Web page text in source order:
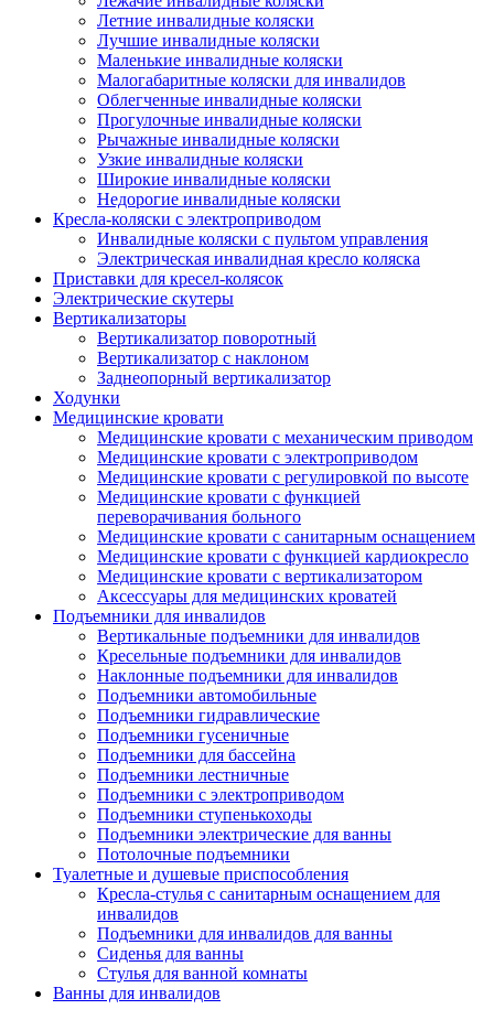
Летние инвалидные коляски
Лучшие инвалидные коляски
Маленькие инвалидные коляски
Малогабаритные коляски для инвалидов
Облегченные инвалидные коляски
Прогулочные инвалидные коляски
Рычажные инвалидные коляски
Узкие инвалидные коляски
Широкие инвалидные коляски
Недорогие инвалидные коляски
Кресла-коляски с электроприводом
Инвалидные коляски с пультом управления
Электрическая инвалидная кресло коляска
Приставки для кресел-колясок
Электрические скутеры
Вертикализаторы
Вертикализатор поворотный
Вертикализатор с наклоном
Заднеопорный вертикализатор
Ходунки
Медицинские кровати
Медицинские кровати с механическим приводом
Медицинские кровати с электроприводом
Медицинские кровати с регулировкой по высоте
Медицинские кровати с функцией
переворачивания больного
Медицинские кровати с санитарным оснащением
Медицинские кровати с функцией кардиокресло
Медицинские кровати с вертикализатором
Аксессуары для медицинских кроватей
Подъемники для инвалидов
Вертикальные подъемники для инвалидов
Кресельные подъемники для инвалидов
Наклонные подъемники для инвалидов
Подъемники автомобильные
Подъемники гидравлические
Подъемники гусеничные
Подъемники для бассейна
Подъемники лестничные
Подъемники с электроприводом
Подъемники ступенькоходы
Подъемники электрические для ванны
Потолочные подъемники
Туалетные и душевые приспособления
Кресла-стулья с санитарным оснащением для
инвалидов
Подъемники для инвалидов для ванны
Сиденья для ванны
Стулья для ванной комнаты
Ванны для инвалидов